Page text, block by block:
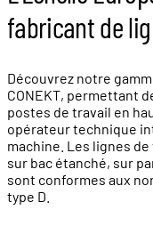
fabricant de
Découvrez notre
CONEKT, permettant
postes de travail en
opérateur technique
machine. Les lignes de
sur bac étanché, sur
sont conformes aux
type D.